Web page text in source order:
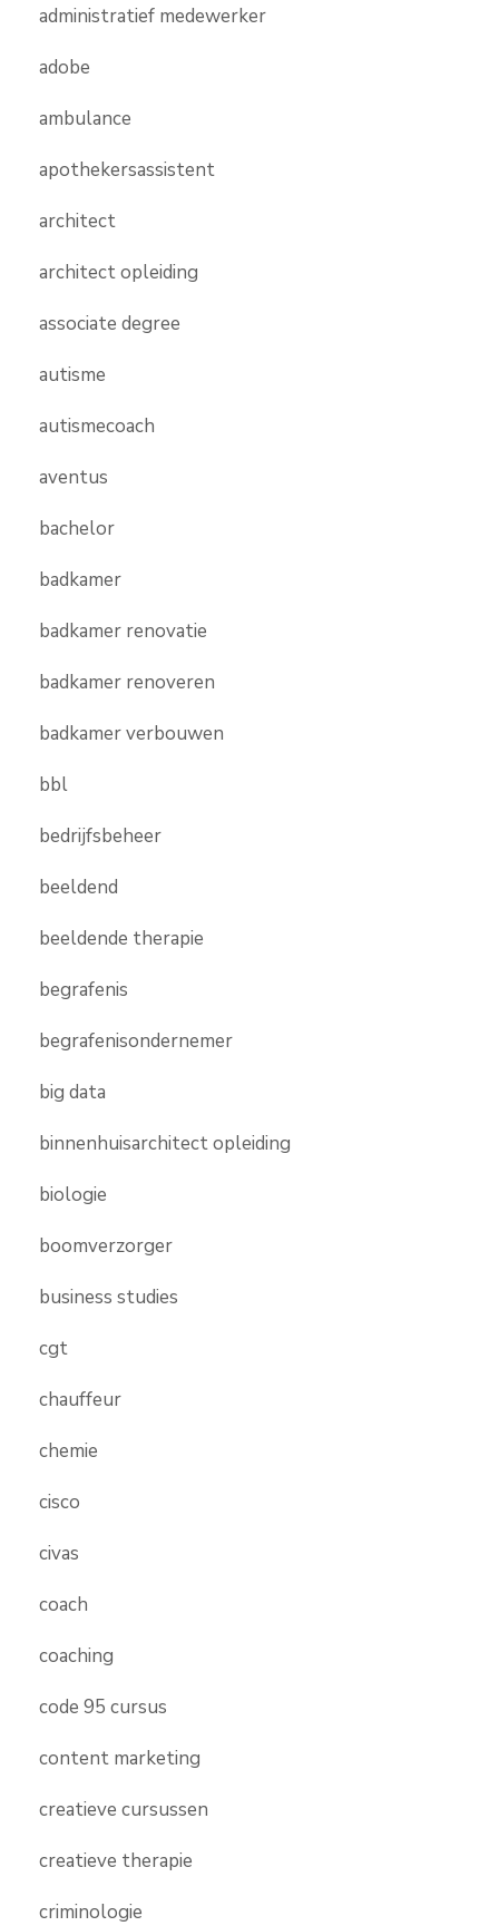
administratief medewerker
adobe
ambulance
apothekersassistent
architect
architect opleiding
associate degree
autisme
autismecoach
aventus
bachelor
badkamer
badkamer renovatie
badkamer renoveren
badkamer verbouwen
bbl
bedrijfsbeheer
beeldend
beeldende therapie
begrafenis
begrafenisondernemer
big data
binnenhuisarchitect opleiding
biologie
boomverzorger
business studies
cgt
chauffeur
chemie
cisco
civas
coach
coaching
code 95 cursus
content marketing
creatieve cursussen
creatieve therapie
criminologie